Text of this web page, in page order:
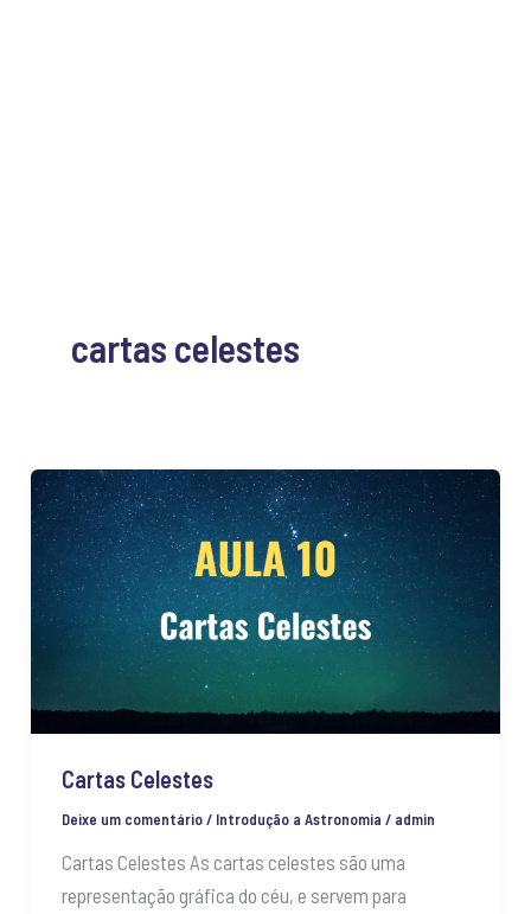
cartas celestes
Cartas Celestes
Deixe um comentário / Introdução a Astronomia / admin
Cartas Celestes As cartas celestes são uma
representação gráfica do céu, e servem para
Cartas
Celestes